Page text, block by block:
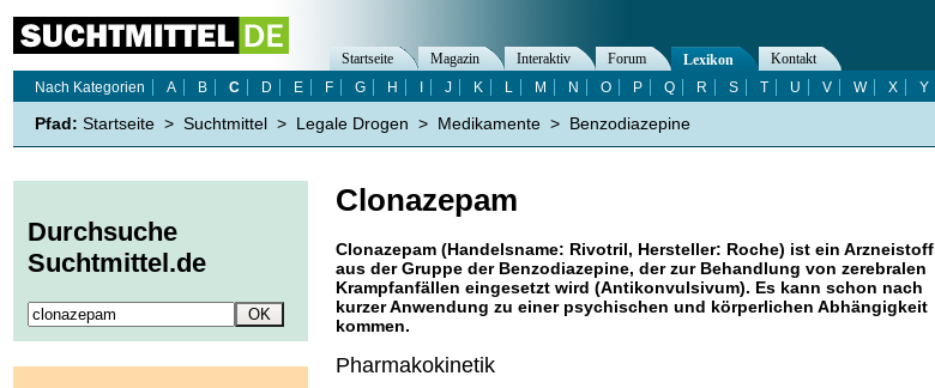
Clonazepam
Clonazepam (Handelsname: Rivotril, Hersteller: Roche) ist ein Arzneistoff
aus der Gruppe der Benzodiazepine, der zur Behandlung von zerebralen
Krampfanfällen eingesetzt wird (Antikonvulsivum). Es kann schon nach
kurzer Anwendung zu einer psychischen und körperlichen Abhängigkeit
kommen.
Pharmakokinetik
Startseite Magazin Interaktiv Forum Lexikon
Kontakt
Nach Kategorien
A B C D E F G H J K L M N O P Q R S T U V W X Y
Pfad: Startseite > Suchtmittel > Legale Drogen > Medikamente > Benzodiazepine
Durchsuche
Suchtmittel.de